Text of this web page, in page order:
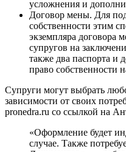
усложнения и
Договор мены. Для
собственности этим
экземпляра договора
супругов на
также два паспорта и
право собственности
Супруги могут выбрать
зависимости от своих
pronedra.ru со ссылкой на
«Оформление будет
случае. Также